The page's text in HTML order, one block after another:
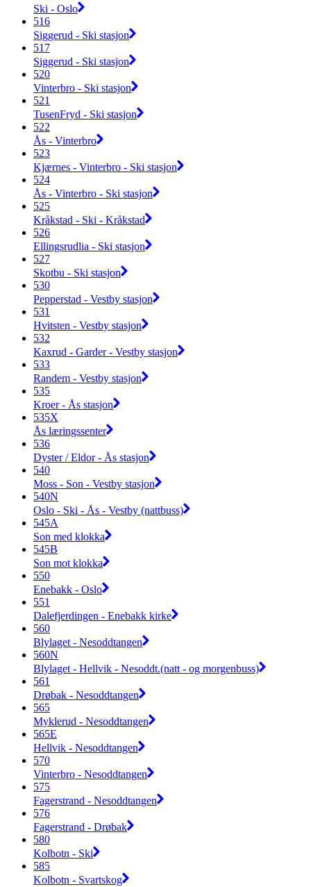
Ski - Oslo
516
Siggerud - Ski stasjon
517
Siggerud - Ski stasjon
520
Vinterbro - Ski stasjon
521
TusenFryd - Ski stasjon
522
Ås - Vinterbro
523
Kjærnes - Vinterbro - Ski stasjon
524
Ås - Vinterbro - Ski stasjon
525
Kråkstad - Ski - Kråkstad
526
Ellingsrudlia - Ski stasjon
527
Skotbu - Ski stasjon
530
Pepperstad - Vestby stasjon
531
Hvitsten - Vestby stasjon
532
Kaxrud - Garder - Vestby stasjon
533
Randem - Vestby stasjon
535
Kroer - Ås stasjon
535X
Ås læringssenter
536
Dyster / Eldor - Ås stasjon
540
Moss - Son - Vestby stasjon
540N
Oslo - Ski - Ås - Vestby (nattbuss)
545A
Son med klokka
545B
Son mot klokka
550
Enebakk - Oslo
551
Dalefjerdingen - Enebakk kirke
560
Blylaget - Nesoddtangen
560N
Blylaget - Hellvik - Nesoddt.(natt - og morgenbuss)
561
Drøbak - Nesoddtangen
565
Myklerud - Nesoddtangen
565E
Hellvik - Nesoddtangen
570
Vinterbro - Nesoddtangen
575
Fagerstrand - Nesoddtangen
576
Fagerstrand - Drøbak
580
Kolbotn - Ski
585
Kolbotn - Svartskog